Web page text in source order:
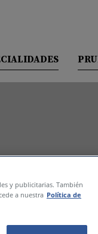
y publicitarias. También
a nuestra Política de